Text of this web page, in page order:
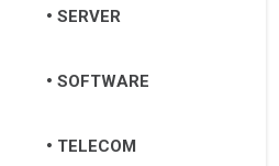
SERVER
SOFTWARE
TELECOM